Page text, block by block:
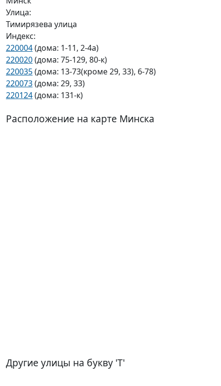
Улица:
Тимирязева улица
Индекс:
220004(дома: 1-11, 2-4а)
220020(дома: 75-129, 80-к)
220035(дома: 13-73(кроме 29, 33), 6-78)
220073(дома: 29, 33)
220124(дома: 131-к)
Расположение на карте Минска
Другие улицы на букву 'Т'